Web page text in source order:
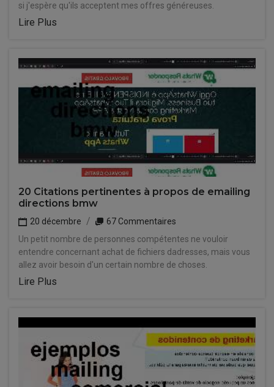
si j'espère qu'ils acceptent mes offres généreuses.
Lire Plus
20 Citations pertinentes à propos de emailing
directions bmw
20 décembre
67 Commentaires
Un petit nombre de personnes compétentes ne vouloir
entendre concernant achat de fichiers dadresses, mais vous
allez avoir besoin d'un certain nombre de choses.
Lire Plus